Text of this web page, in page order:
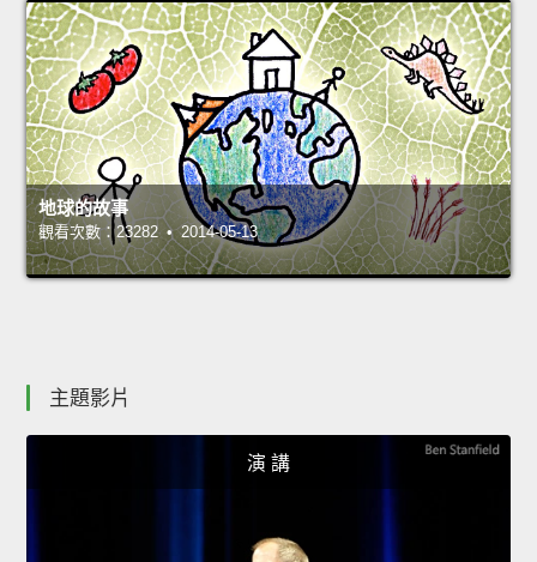
地球的故事
觀看次數：23282 • 2014-05-13
主題影片
演 講